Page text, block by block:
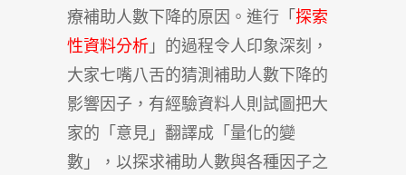
療補助人數下降的原因。進行「探索
性資料分析 」的過程令人印象深刻，
大家七嘴八舌的猜測補助人數下降的
影響因子，有經驗資料人則試圖把大
家的「意見」翻譯成「量化的變
數」，以探求補助人數與各種因子之